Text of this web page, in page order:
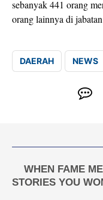
sebanyak 441 orang
orang lainnya di
DAERAH NEWS